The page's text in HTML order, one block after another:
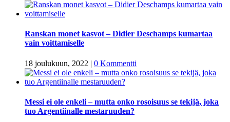
Ranskan monet kasvot – Didier Deschamps kumartaa
vain voittamiselle
18 joulukuun, 2022 | 0 Kommentti
Messi ei ole enkeli – mutta onko rosoisuus se tekijä, joka
tuo Argentiinalle mestaruuden?